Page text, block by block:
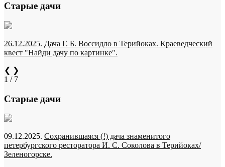
Старые дачи
26.12.2025. Дача Г. Б. Воссидло в Терийоках. Краеведческий
квест "Найди дачу по картинке".
❮ ❯
1 / 7
Старые дачи
09.12.2025. Сохранившаяся (!) дача знаменитого
петербургского ресторатора И. С. Соколова в Терийоках/
Зеленогорске.